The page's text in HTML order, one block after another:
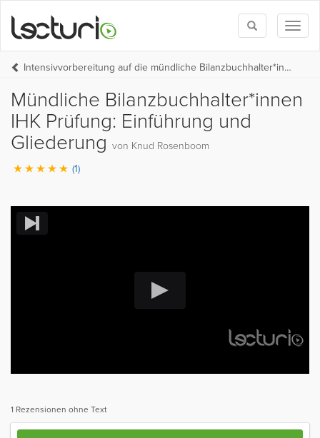
Toggle
search
Intensivvorbereitung auf die mündliche Bilanzbuchhalter*innen IHK Prüfung
Mündliche Bilanzbuchhalter*innen
IHK Prüfung: Einführung und
Gliederung von Knud Rosenboom
(1)
1 Rezensionen ohne Text